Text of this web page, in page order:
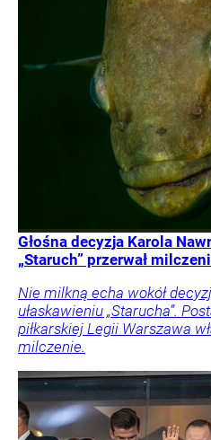
Głośna decyzja Karola
„Staruch” przerwał
Nie milkną echa wokół
ułaskawieniu „Starucha”.
piłkarskiej Legii Warszawa
milczenie.